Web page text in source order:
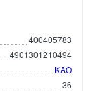
400405783
4901301210494
KAO
36